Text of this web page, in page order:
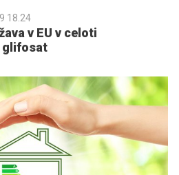
18.24
v EU v celoti
glifosat